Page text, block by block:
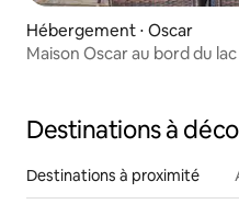
Hébergement ⋅ Oscar
Maison Oscar au bord du
Destinations à
Destinations à proximité